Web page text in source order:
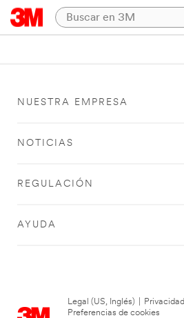
NUESTRA EMPRESA
NOTICIAS
REGULACIÓN
AYUDA
Legal (US, Inglés)
Preferencias de cookies